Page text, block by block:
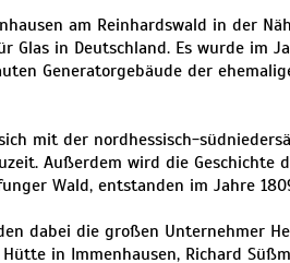
am Reinhardswald in der
Glas in Deutschland. Es wurde im
Generatorgebäude der
mit der nordhessisch-
Außerdem wird die Geschichte
Wald, entstanden im Jahre
dabei die großen Unternehmer
in Immenhausen, Richard